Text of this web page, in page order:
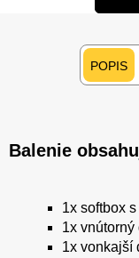
POPIS
Balenie
1x softbox
1x vnútorný
1x vonkajší